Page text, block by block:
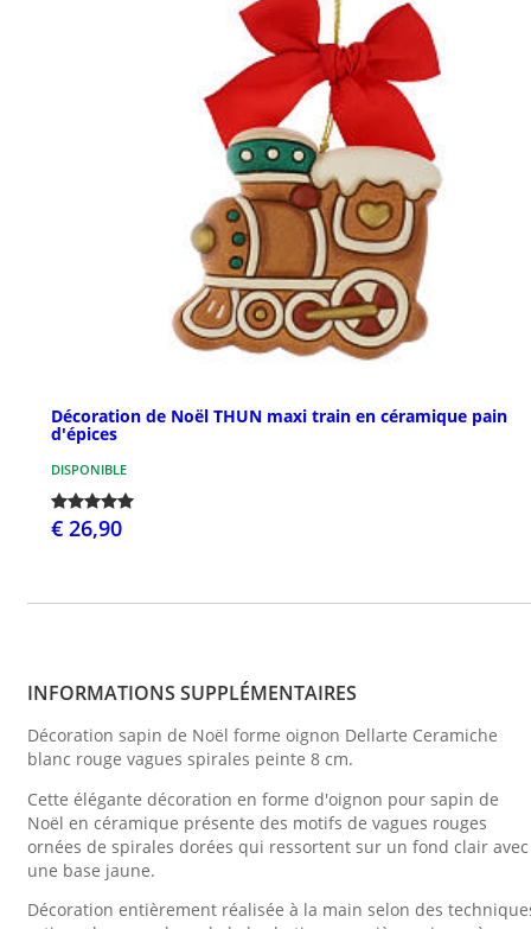
Décoration de Noël THUN maxi train en céramique pain
d'épices
DISPONIBLE
€ 26,90
INFORMATIONS SUPPLÉMENTAIRES
Décoration sapin de Noël forme oignon Dellarte Ceramiche
blanc rouge vagues spirales peinte 8 cm.
Cette élégante décoration en forme d'oignon pour sapin de
Noël en céramique présente des motifs de vagues rouges
ornées de spirales dorées qui ressortent sur un fond clair avec
une base jaune.
Décoration entièrement réalisée à la main selon des